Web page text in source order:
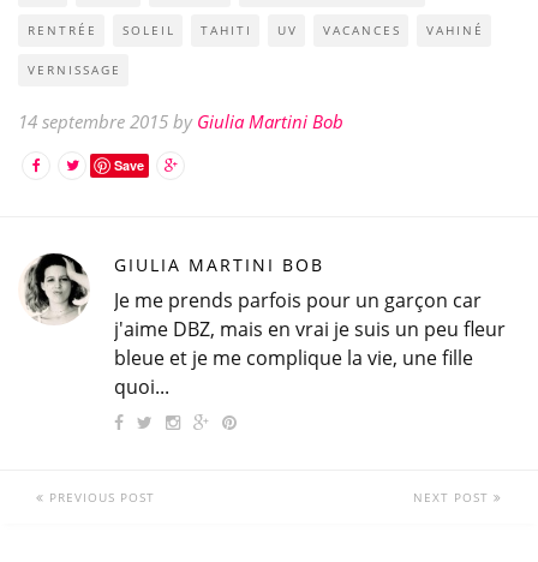
RENTRÉE SOLEIL TAHITI UV VACANCES VAHINÉ
VERNISSAGE
14 septembre 2015 by Giulia Martini Bob
Save
GIULIA MARTINI BOB
Je me prends parfois pour un garçon car
j'aime DBZ, mais en vrai je suis un peu fleur
bleue et je me complique la vie, une fille
quoi...
PREVIOUS POST NEXT POST